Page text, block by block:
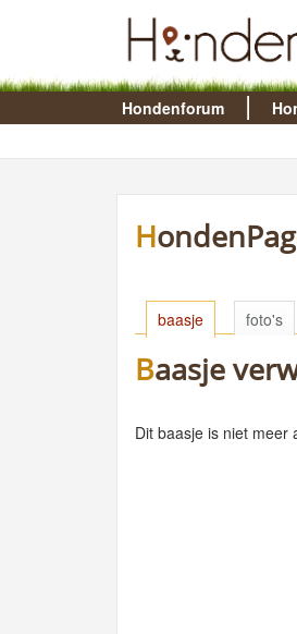
Hondenforum
baasje foto's
Baasje
Dit baasje is niet meer